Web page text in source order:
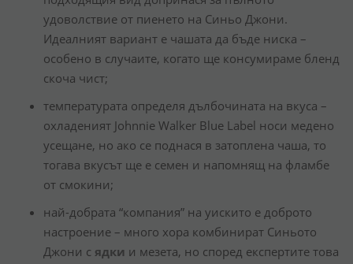
удоволствие от пиенето на Синьо Джони.
Идеалният вариант е чашата да бъде ниска –
особено в случаите, когато ще консумираме бленд
скоча чист;
температурата определя дълбочината на вкуса –
охладеният Johnnie Walker Blue Label носи медено
усещане, но ако се поднася в затоплена чаша, то
тогава вкусът ще е семен и напомнящ на фламбе
от смокини;
най-добрата “компания” на уискито е доброто
настроение – много хора комбинират Синьото
Джони с ядки и мезета, но според експертите това